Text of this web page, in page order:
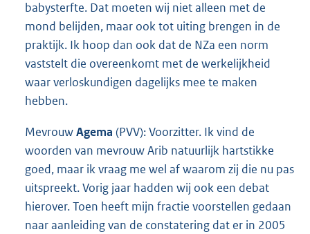
babysterfte. Dat moeten wij niet alleen met de
mond belijden, maar ook tot uiting brengen in de
praktijk. Ik hoop dan ook dat de NZa een norm
vaststelt die overeenkomt met de werkelijkheid
waar verloskundigen dagelijks mee te maken
hebben.
MevrouwAgema (PVV): Voorzitter. Ik vind de
woorden van mevrouw Arib natuurlijk hartstikke
goed, maar ik vraag me wel af waarom zij die nu pas
uitspreekt. Vorig jaar hadden wij ook een debat
hierover. Toen heeft mijn fractie voorstellen gedaan
naar aanleiding van de constatering dat er in 2005